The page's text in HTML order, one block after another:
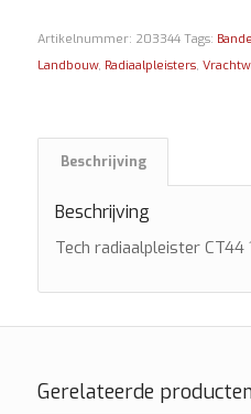
Artikelnummer: 203344 Tags:
Landbouw, Radiaalpleisters,
Beschrijving
Beschrijving
Tech radiaalpleister
Gerelateerde